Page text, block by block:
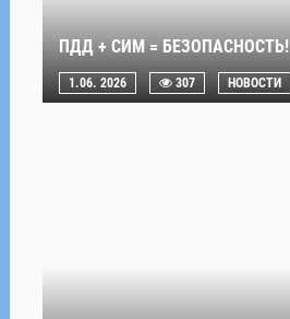
ПДД + СИМ = БЕЗОПАСНОСТЬ!
1.06. 2026 307 НОВОСТИ